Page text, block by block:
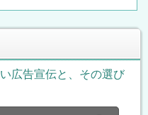
広告宣伝と、その選び